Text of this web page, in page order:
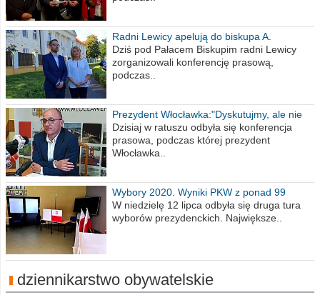
Radni Lewicy apelują do biskupa A.
Wiesława Meringa
Dziś pod Pałacem Biskupim radni Lewicy
zorganizowali konferencję prasową,
podczas..
Prezydent Włocławka:"Dyskutujmy, ale nie
obrażajmy się”
Dzisiaj w ratuszu odbyła się konferencja
prasowa, podczas której prezydent
Włocławka..
Wybory 2020. Wyniki PKW z ponad 99
procent obwodów
W niedzielę 12 lipca odbyła się druga tura
wyborów prezydenckich. Największe..
dziennikarstwo obywatelskie